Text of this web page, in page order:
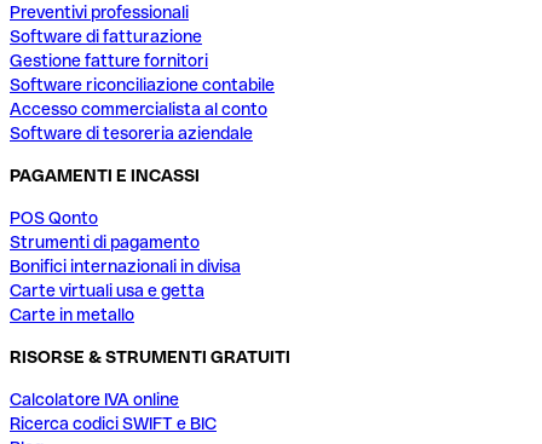
Preventivi professionali
Software di fatturazione
Gestione fatture fornitori
Software riconciliazione contabile
Accesso commercialista al conto
Software di tesoreria aziendale
PAGAMENTI E INCASSI
POS Qonto
Strumenti di pagamento
Bonifici internazionali in divisa
Carte virtuali usa e getta
Carte in metallo
RISORSE & STRUMENTI GRATUITI
Calcolatore IVA online
Ricerca codici SWIFT e BIC